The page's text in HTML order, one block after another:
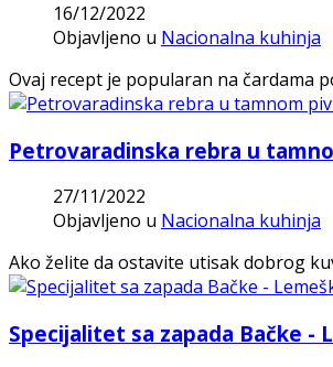
16/12/2022
Objavljeno u Nacionalna kuhinja
Ovaj recept je popularan na čardama
Petrovaradinska rebra u
27/11/2022
Objavljeno u Nacionalna kuhinja
Ako želite da ostavite utisak dobrog
Specijalitet sa zapada Bačke -